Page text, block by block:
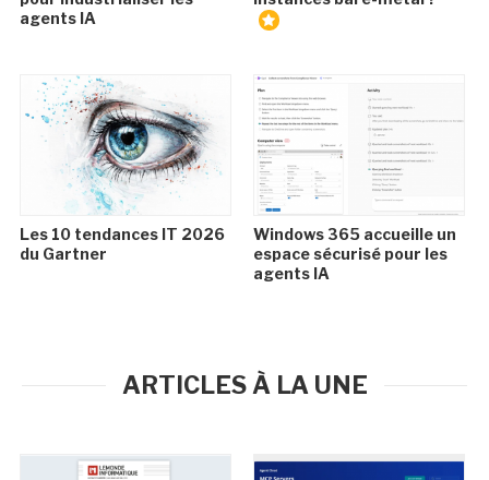
agents IA
Les 10 tendances IT 2026
du Gartner
Windows 365 accueille un
espace sécurisé pour les
agents IA
ARTICLES À LA UNE